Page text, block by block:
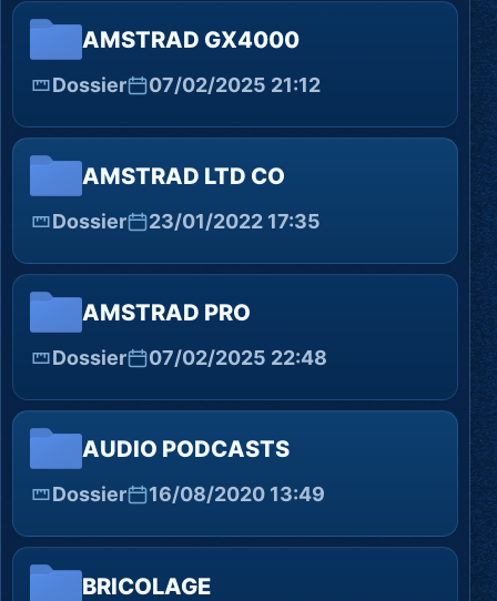
AMSTRAD GX4000
Dossier 07/02/2025 21:12
AMSTRAD LTD CO
Dossier 23/01/2022 17:35
AMSTRAD PRO
Dossier 07/02/2025 22:48
AUDIO PODCASTS
Dossier 16/08/2020 13:49
BRICOLAGE